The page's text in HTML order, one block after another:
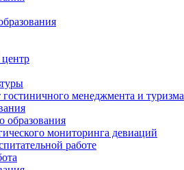
менеджмента и туризма
образования
мониторинга девиаций
работе